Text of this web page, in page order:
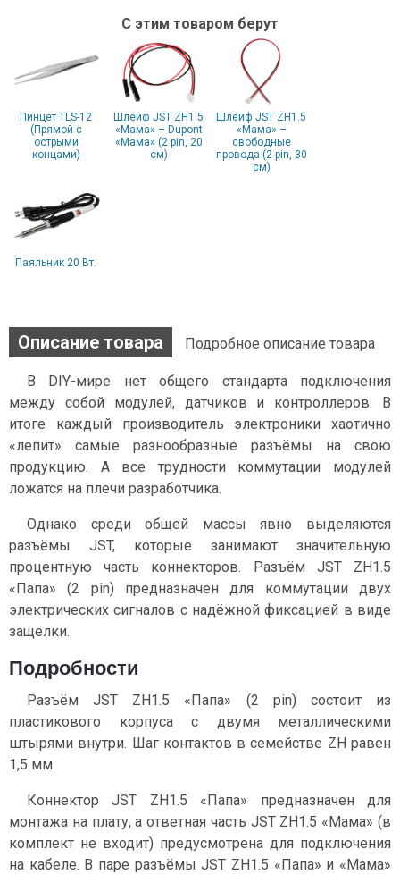
С этим товаром берут
Пинцет TLS-12
(Прямой с
острыми
концами)
Шлейф JST ZH1.5
«Мама» – Dupont
«Мама» (2 pin, 20
см)
Шлейф JST ZH1.5
«Мама» –
свободные
провода (2 pin, 30
см)
Паяльник 20 Вт.
Описание товара Подробное описание товара
В DIY-мире нет общего стандарта подключения
между собой модулей, датчиков и контроллеров. В
итоге каждый производитель электроники хаотично
«лепит» самые разнообразные разъёмы на свою
продукцию. А все трудности коммутации модулей
ложатся на плечи разработчика.
Однако среди общей массы явно выделяются
разъёмы JST, которые занимают значительную
процентную часть коннекторов. Разъём JST ZH1.5
«Папа» (2 pin) предназначен для коммутации двух
электрических сигналов c надёжной фиксацией в виде
защёлки.
Подробности
Разъём JST ZH1.5 «Папа» (2 pin) состоит из
пластикового корпуса с двумя металлическими
штырями внутри. Шаг контактов в семействе ZH равен
1,5 мм.
Коннектор JST ZH1.5 «Папа» предназначен для
монтажа на плату, а ответная часть JST ZH1.5 «Мама» (в
комплект не входит) предусмотрена для подключения
на кабеле. В паре разъёмы JST ZH1.5 «Папа» и «Мама»